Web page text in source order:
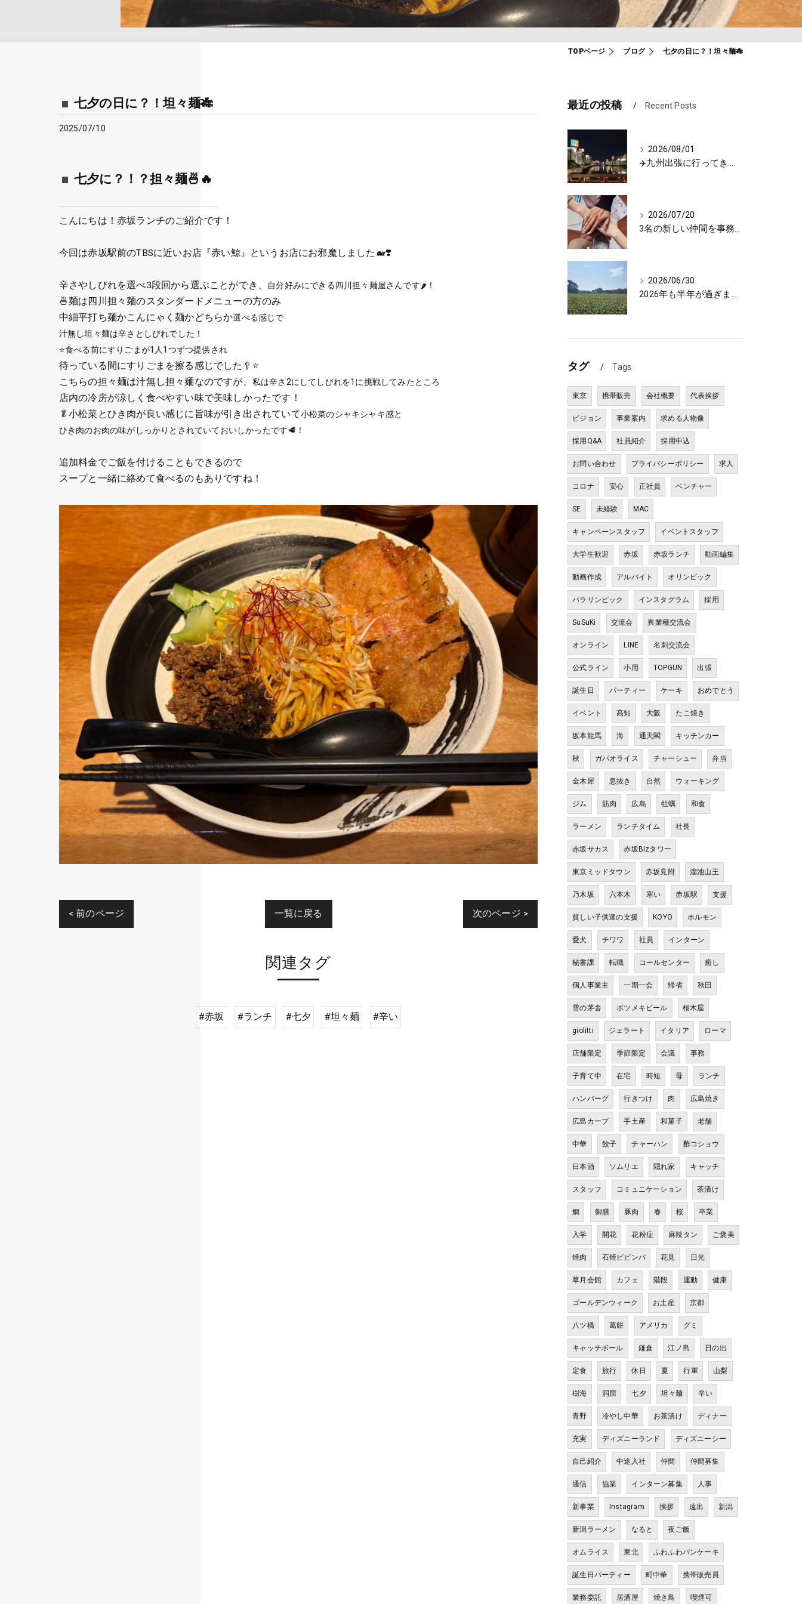
TOPページ ブログ 七夕の日に？！坦々麺🎋
七夕の日に？！坦々麺🎋
2025/07/10
七夕に？！？担々麺🍜🔥
こんにちは！赤坂ランチのご紹介です！
今回は赤坂駅前のTBSに近いお店『赤い鯨』というお店にお邪魔しました🐋❣️
辛さやしびれを選べ3段回から選ぶことができ、 自分好みにできる四川担々麺屋さんです🌶️！
🍜麺は四川担々麺のスタンダードメニューの方のみ
中細平打ち麺かこんにゃく麺かどちらか選べる感じで
汁無し坦々麺は辛さとしびれでした！
⭐食べる前にすりごまが1人1つずつ提供され
待っている間にすりごまを擦る感じでした🥄⭐
こちらの担々麺は汁無し担々麺なのですが、 私は辛さ2にしてしびれを1に挑戦してみたところ
店内の冷房が涼しく食べやすい味で美味しかったです！
🥬小松菜とひき肉が良い感じに旨味が引き出されていて小松菜のシャキシャキ感と
ひき肉のお肉の味が しっかりとされていておいしかったです🥩！
追加料金でご飯を付けることもできるので
スープと一緒に絡めて食べるのもありですね！
< 前のページ 一覧に戻る 次のページ >
関連タグ
#赤坂 #ランチ #七夕 #坦々麺 #辛い
最近の投稿 Recent Posts
2026/08/01
✈️九州出張に行ってきました🚗
2026/07/20
3名の新しい仲間を事務所に迎えました🌼
2026/06/30
2026年も半年が過ぎました⏰
タグ Tags
東京 携帯販売 会社概要 代表挨拶
ビジョン 事業案内 求める人物像
採用Q&A 社員紹介 採用申込
お問い合わせ プライバシーポリシー 求人
コロナ 安心 正社員 ベンチャー
SE 未経験 MAC
キャンペーンスタッフ イベントスタッフ
大学生歓迎 赤坂 赤坂ランチ 動画編集
動画作成 アルバイト オリンピック
パラリンピック インスタグラム 採用
SuSuKi 交流会 異業種交流会
オンライン LINE 名刺交流会
公式ライン 小用 TOPGUN 出張
誕生日 パーティー ケーキ おめでとう
イベント 高知 大阪 たこ焼き
坂本龍馬 海 通天閣 キッチンカー
秋 ガパオライス チャーシュー 弁当
金木犀 息抜き 自然 ウォーキング
ジム 筋肉 広島 牡蠣 和食
ラーメン ランチタイム 社長
赤坂サカス 赤坂Bizタワー
東京ミッドタウン 赤坂見附 溜池山王
乃木坂 六本木 寒い 赤坂駅 支援
貧しい子供達の支援 KOYO ホルモン
愛犬 チワワ 社員 インターン
秘書課 転職 コールセンター 癒し
個人事業主 一期一会 帰省 秋田
雪の茅舎 ボツメキビール 桜木屋
giolitti ジェラート イタリア ローマ
店舗限定 季節限定 会議 事務
子育て中 在宅 時短 母 ランチ
ハンバーグ 行きつけ 肉 広島焼き
広島カープ 手土産 和菓子 老舗
中華 餃子 チャーハン 酢コショウ
日本酒 ソムリエ 隠れ家 キャッチ
スタッフ コミュニケーション 茶漬け
鯛 御膳 豚肉 春 桜 卒業
入学 開花 花粉症 麻辣タン ご褒美
焼肉 石焼ビビンバ 花見 日光
草月会館 カフェ 階段 運動 健康
ゴールデンウィーク お土産 京都
八ツ橋 葛餅 アメリカ グミ
キャッチボール 鎌倉 江ノ島 日の出
定食 旅行 休日 夏 行軍 山梨
樹海 洞窟 七夕 坦々麺 辛い
青野 冷やし中華 お茶漬け ディナー
充実 ディズニーランド ディズニーシー
自己紹介 中途入社 仲間 仲間募集
通信 協業 インターン募集 人事
新事業 Instagram 挨拶 遠出 新潟
新潟ラーメン なると 夜ご飯
オムライス 東北 ふわふわパンケーキ
誕生日パーティー 町中華 携帯販売員
業務委託 居酒屋 焼き鳥 喫煙可